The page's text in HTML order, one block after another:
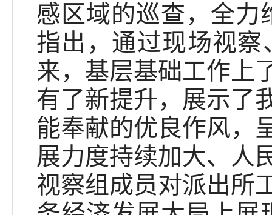
感区域的巡查，全力
指出，通过现场视
来，基层基础工作上
有了新提升，展示了
能奉献的优良作风，
展力度持续加大、人
视察组成员对派出所